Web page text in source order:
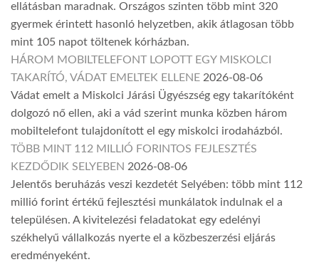
ellátásban maradnak. Országos szinten több mint 320
gyermek érintett hasonló helyzetben, akik átlagosan több
mint 105 napot töltenek kórházban.
HÁROM MOBILTELEFONT LOPOTT EGY MISKOLCI
TAKARÍTÓ, VÁDAT EMELTEK ELLENE 2026-08-06
Vádat emelt a Miskolci Járási Ügyészség egy takarítóként
dolgozó nő ellen, aki a vád szerint munka közben három
mobiltelefont tulajdonított el egy miskolci irodaházból.
TÖBB MINT 112 MILLIÓ FORINTOS FEJLESZTÉS
KEZDŐDIK SELYEBEN 2026-08-06
Jelentős beruházás veszi kezdetét Selyében: több mint 112
millió forint értékű fejlesztési munkálatok indulnak el a
településen. A kivitelezési feladatokat egy edelényi
székhelyű vállalkozás nyerte el a közbeszerzési eljárás
eredményeként.